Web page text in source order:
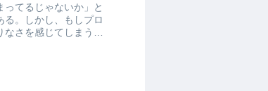
てるじゃないか」と
。しかし、もしプロ
さを感じてしまうの